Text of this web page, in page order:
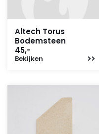
Altech Torus
Bodemsteen
45,-
Bekijken